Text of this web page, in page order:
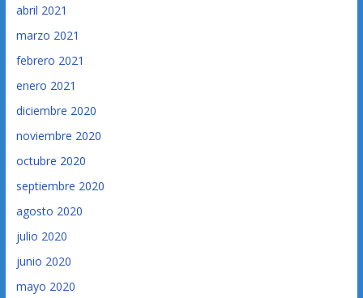
abril 2021
marzo 2021
febrero 2021
enero 2021
diciembre 2020
noviembre 2020
octubre 2020
septiembre 2020
agosto 2020
julio 2020
junio 2020
mayo 2020